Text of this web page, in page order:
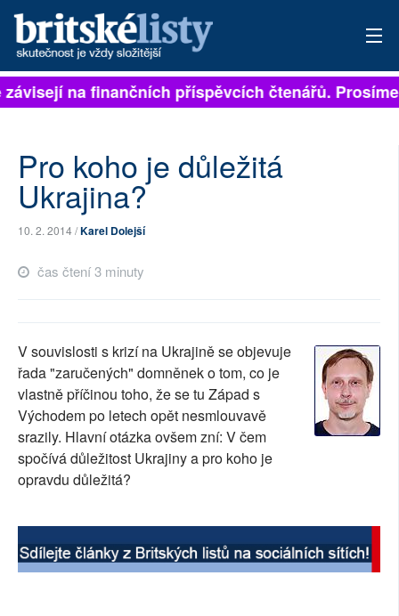
PŘIHLÁSIT
ARCHIV
ROZHOVORY
PŘÍSPĚVKY NA PROVOZ
SOCIÁLNÍ SÍTĚ
RUBRIKY
na finančních příspěvcích čtenářů.
Pro koho je důležitá
Ukrajina?
10. 2. 2014 /Karel Dolejší
čas čtení 3 minuty
V souvislosti s krizí na Ukrajině se objevuje
řada "zaručených" domněnek o tom, co je
vlastně příčinou toho, že se tu Západ s
Východem po letech opět nesmlouvavě
srazily. Hlavní otázka ovšem zní: V čem
spočívá důležitost Ukrajiny a pro koho je
opravdu důležitá?